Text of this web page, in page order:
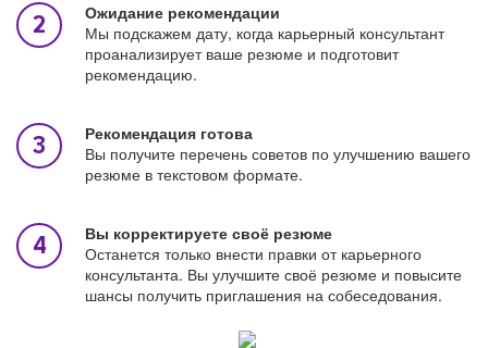
Ожидание рекомендации
Мы подскажем дату, когда карьерный консультант
проанализирует ваше резюме и подготовит
рекомендацию.
Рекомендация готова
Вы получите перечень советов по улучшению вашего
резюме в текстовом формате.
Вы корректируете своё резюме
Останется только внести правки от карьерного
консультанта. Вы улучшите своё резюме и повысите
шансы получить приглашения на собеседования.